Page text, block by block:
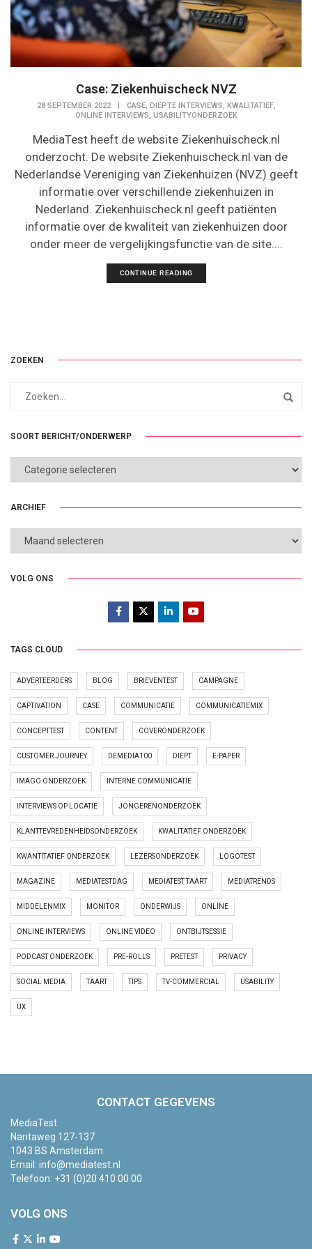
Case: Ziekenhuischeck NVZ
28 SEPTEMBER 2022 | CASE, DIEPTE INTERVIEWS, KWALITATIEF,
ONLINE INTERVIEWS, USABILITYONDERZOEK
MediaTest heeft de website Ziekenhuischeck.nl
onderzocht. De website Ziekenhuischeck.nl van de
Nederlandse Vereniging van Ziekenhuizen (NVZ) geeft
informatie over verschillende ziekenhuizen in
Nederland. Ziekenhuischeck.nl geeft patiënten
informatie over de kwaliteit van ziekenhuizen door
onder meer de vergelijkingsfunctie van de site....
CONTINUE READING
ZOEKEN
SOORT BERICHT/ONDERWERP
SOORT
BERICHT/ONDERWERP
ARCHIEF
ARCHIEF
VOLG ONS
TAGS CLOUD
ADVERTEERDERS BLOG BRIEVENTEST CAMPAGNE
CAPTIVATION CASE COMMUNICATIE COMMUNICATIEMIX
CONCEPTTEST CONTENT COVERONDERZOEK
CUSTOMER JOURNEY DEMEDIA100 DIEPT E-PAPER
IMAGO ONDERZOEK INTERNE COMMUNICATIE
INTERVIEWS OP LOCATIE JONGERENONDERZOEK
KLANTTEVREDENHEIDSONDERZOEK KWALITATIEF ONDERZOEK
KWANTITATIEF ONDERZOEK LEZERSONDERZOEK LOGOTEST
MAGAZINE MEDIATESTDAG MEDIATEST TAART MEDIATRENDS
MIDDELENMIX MONITOR ONDERWIJS ONLINE
ONLINE INTERVIEWS ONLINE VIDEO ONTBIJTSESSIE
PODCAST ONDERZOEK PRE-ROLLS PRETEST PRIVACY
SOCIAL MEDIA TAART TIPS TV-COMMERCIAL USABILITY
UX
CONTACT GEGEVENS
MediaTest
Naritaweg 127-137
1043 BS Amsterdam
Email: info@mediatest.nl
Telefoon: +31 (0)20 410 00 00
VOLG ONS